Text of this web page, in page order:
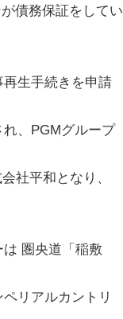
債務保証をしてい
生手続きを申請
、PGMグループ
社平和となり、
圏央道「稲敷
リアルカントリ